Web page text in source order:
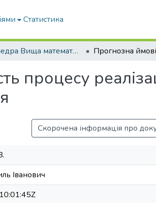
Статистика
Кафедра Вища математика та фізика
процесу
Скорочена інформація про
Іванович